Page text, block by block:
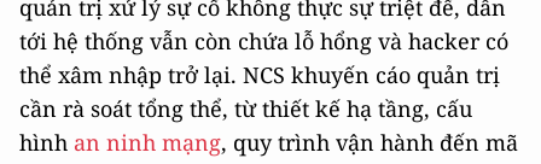
quản trị xử lý sự cố không thực sự triệt để, dẫn
tới hệ thống vẫn còn chứa lỗ hổng và hacker có
thể xâm nhập trở lại. NCS khuyến cáo quản trị
cần rà soát tổng thể, từ thiết kế hạ tầng, cấu
hình an ninh mạng, quy trình vận hành đến mã